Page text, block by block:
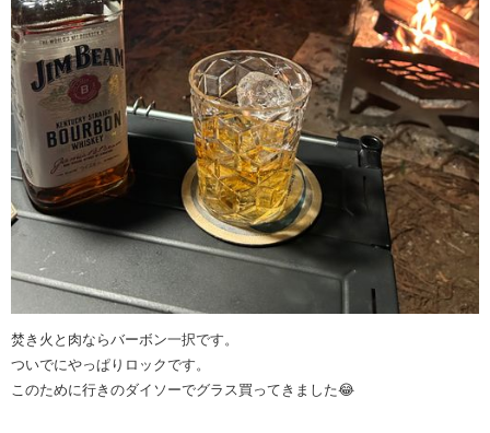
焚き火と肉ならバーボン一択です。
ついでにやっぱりロックです。
このために行きのダイソーでグラス買ってきました😂